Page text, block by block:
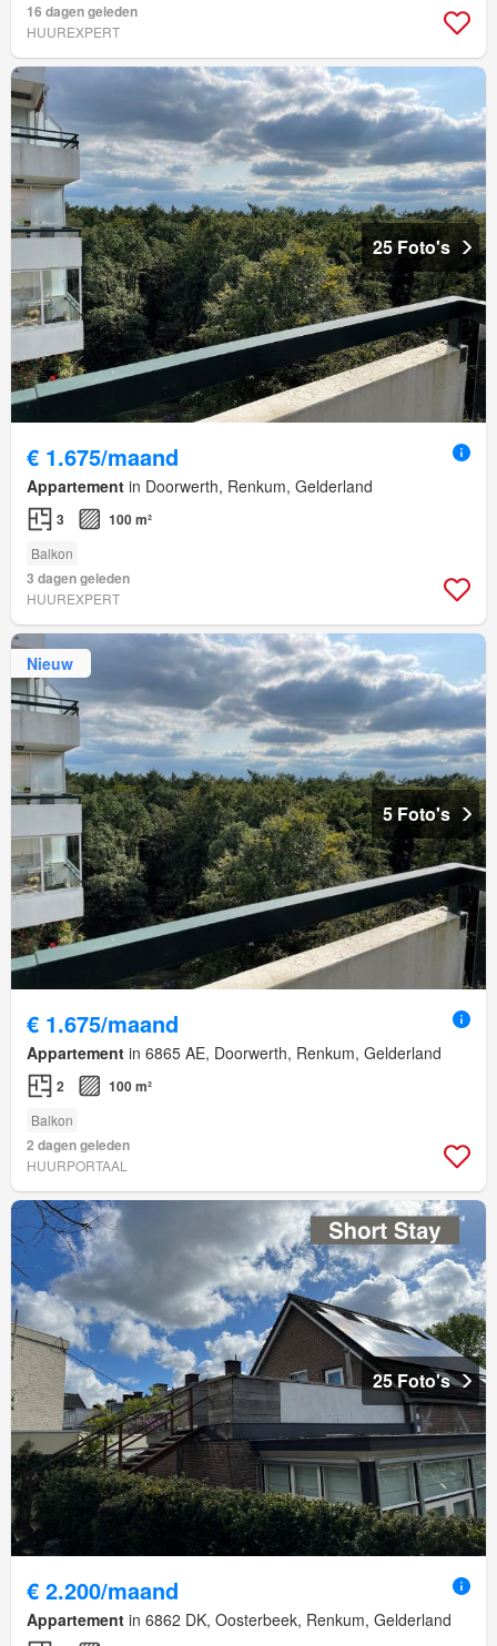
16 dagen geleden
HUUREXPERT
25 Foto's
€ 1.675/maand
Appartement in Doorwerth, Renkum, Gelderland
3 100 m²
Balkon
3 dagen geleden
HUUREXPERT
Nieuw
5 Foto's
€ 1.675/maand
Appartement in 6865 AE, Doorwerth, Renkum, Gelderland
2 100 m²
Balkon
2 dagen geleden
HUURPORTAAL
25 Foto's
€ 2.200/maand
Appartement in 6862 DK, Oosterbeek, Renkum, Gelderland